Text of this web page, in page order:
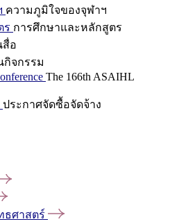
ความภูมิใจของจุฬาฯ
ร การศึกษาและหลักสูตร
สื่อ
จกรรม
The 166th ASAIHL
ประกาศจัดซื้อจัดจ้าง
ธศาสตร์